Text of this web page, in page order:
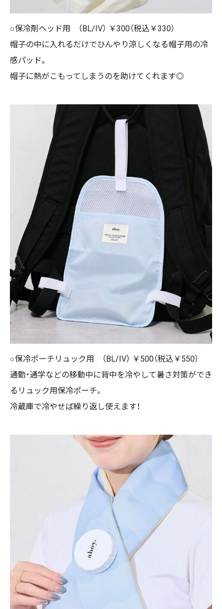
○保冷剤ヘッド用 （BL/IV） ￥300（税込￥330）
帽子の中に入れるだけでひんやり涼しくなる帽子用の冷
感パッド。
帽子に熱がこもってしまうのを助けてくれます◎
○保冷ポーチリュック用 （BL/IV） ￥500（税込￥550）
通勤・通学などの移動中に背中を冷やして暑さ対策ができ
るリュック用保冷ポーチ。
冷蔵庫で冷やせば繰り返し使えます！